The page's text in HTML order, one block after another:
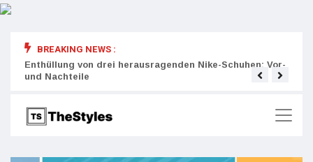
BREAKING NEWS :
Enthüllung von drei herausragenden Nike-Schuhen: Vor-
und Nachteile